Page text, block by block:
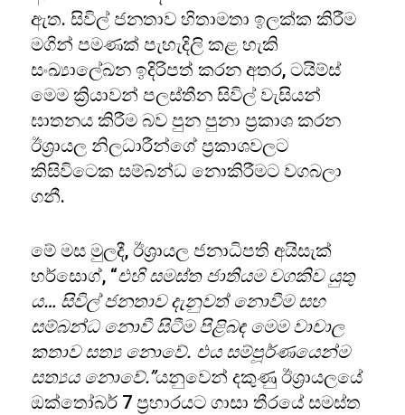
ඇත. සිවිල් ජනතාව හිතාමතා ඉලක්ක කිරීම
මගින් පමණක් පැහැදිලි කළ හැකි
සංඛ්‍යාලේඛන ඉදිරිපත් කරන අතර, ටයිම්ස්
මෙම ක්‍රියාවන් පලස්තීන සිවිල් වැසියන්
ඝාතනය කිරීම බව පුන පුනා ප්‍රකාශ කරන
ඊශ්‍රායල නිලධාරීන්ගේ ප්‍රකාශවලට
කිසිවිටෙක සම්බන්ධ නොකිරීමට වගබලා
ගනී.
මේ මස මුලදී, ඊශ්‍රායල ජනාධිපති අයිසැක්
හර්සොග්, “එහි සමස්ත ජාතියම වගකිව යුතු
ය… සිවිල් ජනතාව දැනුවත් නොවීම සහ
සම්බන්ධ නොවී සිටීම පිළිබඳ මෙම වාචාල
කතාව සත්‍ය නොවේ. එය සම්පූර්ණයෙන්ම
සත්‍යය නොවේ.”යනුවෙන් දකුණු ඊශ්‍රායලයේ
ඔක්තෝබර් 7 ප්‍රහාරයට ගාසා තීරයේ සමස්ත